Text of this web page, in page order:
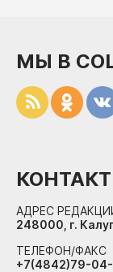
МЫ В
АДРЕС
248000, г.
ТЕЛЕФОН/ФАКС
+7(4842)79-